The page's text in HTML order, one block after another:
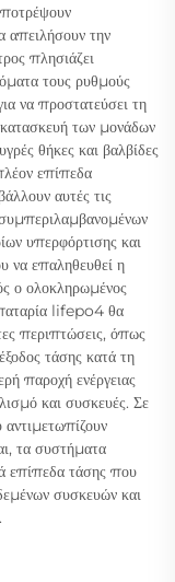
την
πλησιάζει
τους ρυθμούς
να προστατεύσει τη
των μονάδων
θήκες και βαλβίδες
επίπεδα
αυτές τις
υπερφόρτισης και
να επαληθευθεί η
ο ολοκληρωμένος
lifepo4 θα
περιπτώσεις, όπως
τάσης κατά τη
παροχή ενέργειας
και συσκευές. Σε
τα συστήματα
επίπεδα τάσης που
συσκευών και